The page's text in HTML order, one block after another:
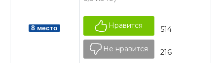
8 место Нравится 514
Не нравится 216